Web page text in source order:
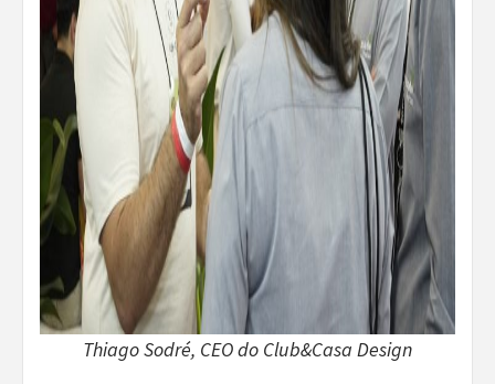
Thiago Sodré, CEO do Club&Casa Design